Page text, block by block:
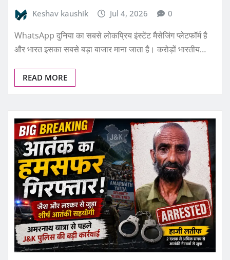
Keshav kaushik Jul 4, 2026 0
WhatsApp दुनिया का सबसे लोकप्रिय इंस्टेंट मैसेजिंग प्लेटफॉर्म है
और भारत इसका सबसे बड़ा बाजार माना जाता है। करोड़ों भारतीय…
READ MORE